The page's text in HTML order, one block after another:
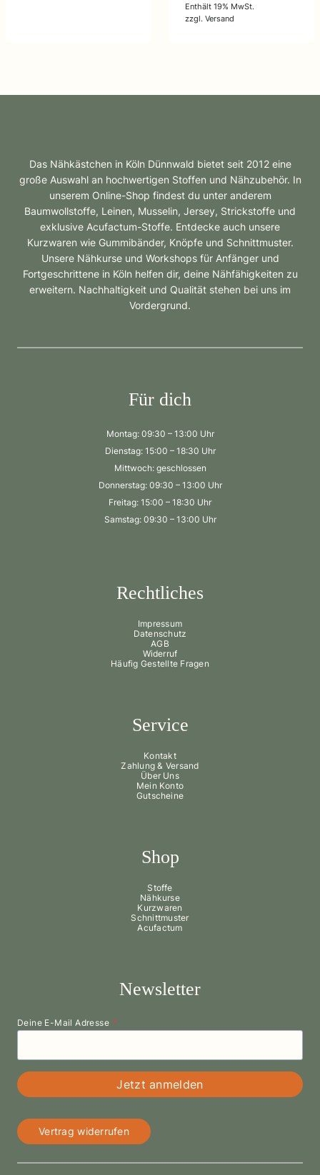
Enthält 19% MwSt.
zzgl. Versand
Das Nähkästchen in Köln Dünnwald bietet seit 2012 eine
große Auswahl an hochwertigen Stoffen und Nähzubehör. In
unserem Online-Shop findest du unter anderem
Baumwollstoffe, Leinen, Musselin, Jersey, Strickstoffe und
exklusive Acufactum-Stoffe. Entdecke auch unsere
Kurzwaren wie Gummibänder, Knöpfe und Schnittmuster.
Unsere Nähkurse und Workshops für Anfänger und
Fortgeschrittene in Köln helfen dir, deine Nähfähigkeiten zu
erweitern. Nachhaltigkeit und Qualität stehen bei uns im
Vordergrund.
Für dich
Montag: 09:30 – 13:00 Uhr
Dienstag: 15:00 – 18:30 Uhr
Mittwoch: geschlossen
Donnerstag: 09:30 – 13:00 Uhr
Freitag: 15:00 – 18:30 Uhr
Samstag: 09:30 – 13:00 Uhr
Rechtliches
Impressum
Datenschutz
AGB
Widerruf
Häufig Gestellte Fragen
Service
Kontakt
Zahlung & Versand
Über Uns
Mein Konto
Gutscheine
Shop
Stoffe
Nähkurse
Kurzwaren
Schnittmuster
Acufactum
Newsletter
Deine E-Mail Adresse *
Jetzt anmelden
Vertrag widerrufen